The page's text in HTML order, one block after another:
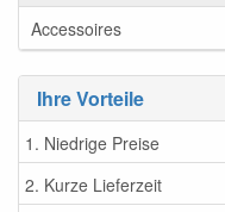
Accessoires
Ihre Vorteile
1. Niedrige Preise
2. Kurze Lieferzeit